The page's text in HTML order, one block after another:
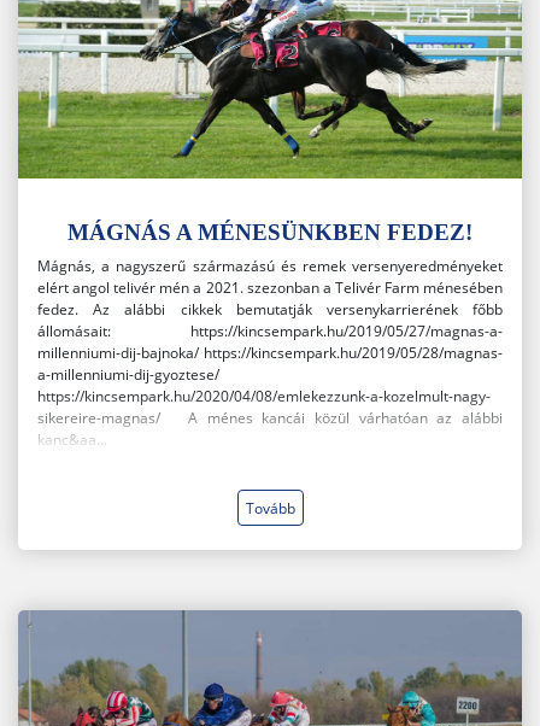
MÁGNÁS A MÉNESÜNKBEN FEDEZ!
Mágnás, a nagyszerű származású és remek versenyeredményeket
elért angol telivér mén a 2021. szezonban a Telivér Farm ménesében
fedez. Az alábbi cikkek bemutatják versenykarrierének főbb
állomásait: https://kincsempark.hu/2019/05/27/magnas-a-
millenniumi-dij-bajnoka/ https://kincsempark.hu/2019/05/28/magnas-
a-millenniumi-dij-gyoztese/
https://kincsempark.hu/2020/04/08/emlekezzunk-a-kozelmult-nagy-
sikereire-magnas/ A ménes kancái közül várhatóan az alábbi
kanc&aa...
Tovább